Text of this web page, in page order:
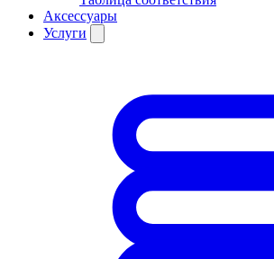
Аксессуары
Услуги